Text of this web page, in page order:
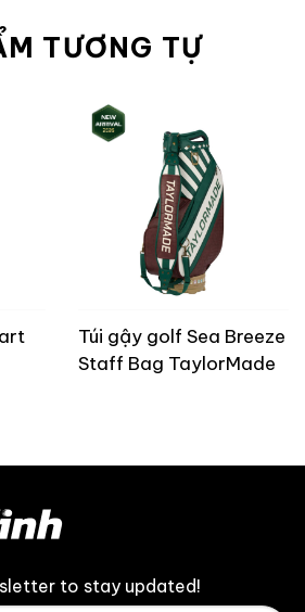
TƯƠNG TỰ
Túi gậy golf Sea Breeze
Staff Bag TaylorMade
to stay updated!